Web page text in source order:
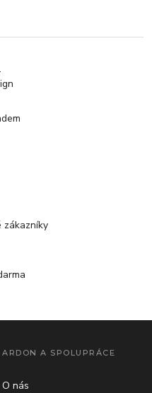
zákazníky
ARDON A SPOLUPRÁCE
O nás